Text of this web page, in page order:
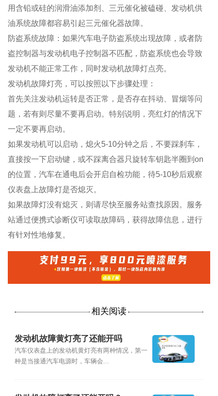
用含铅或硅的润滑油添加剂、三元催化被磕碰、发动机供
油系统故障都容易引起三元催化器故障。
防盗系统故障：如果汽车电子防盗系统出现故障，或者防
盗控制器与发动机电子控制器不匹配，防盗系统也会导致
发动机不能正常工作，同时发动机故障灯点亮。
发动机故障灯亮，可以按照以下步骤处理：
首先关注发动机运转是否正常，是否存在抖动、冒烟等问
题，若有则尽量不要再启动。特别说明，亮红灯的情况下
一定不要再启动。
如果发动机可以启动，熄⽕5-10分钟之后，不要踩刹⻋，
直接按⼀下启动键，或不踩离合器只旋转⻋钥匙半圈到on
的位置，汽⻋在通电后会开启⾃检功能，待5-10秒后观察
仪表盘上故障灯是否熄灭。
如果故障灯没有熄灭，则请尽快⾄服务站查找原因。服务
站通过便携式诊断仪可读取故障码，获得故障信息，进行
有针对性地修复。
相关阅读
发动机故障黄灯亮了还能开吗
汽车仪表盘上的发动机黄灯亮有两种情况，第一
种是当接通汽车电源时，车辆会...